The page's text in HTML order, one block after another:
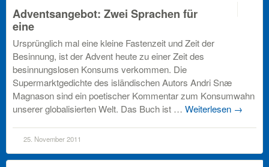
Adventsangebot: Zwei Sprachen für
eine
Ursprünglich mal eine kleine Fastenzeit und Zeit der
Besinnung, ist der Advent heute zu einer Zeit des
besinnungslosen Konsums verkommen. Die
Supermarktgedichte des isländischen Autors Andri Snæ
Magnason sind ein poetischer Kommentar zum Konsumwahn
unserer globalisierten Welt. Das Buch ist … Weiterlesen →
25. November 2011